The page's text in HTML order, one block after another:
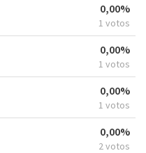
0,00%
1 votos
0,00%
1 votos
0,00%
1 votos
0,00%
2 votos